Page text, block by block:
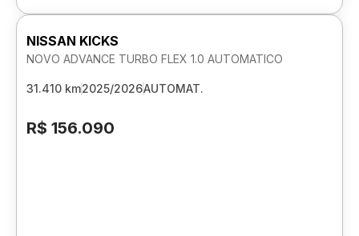
NISSAN KICKS
NOVO ADVANCE TURBO FLEX 1.0 AUTOMATICO
31.410 km2025/2026AUTOMAT.
R$ 156.090